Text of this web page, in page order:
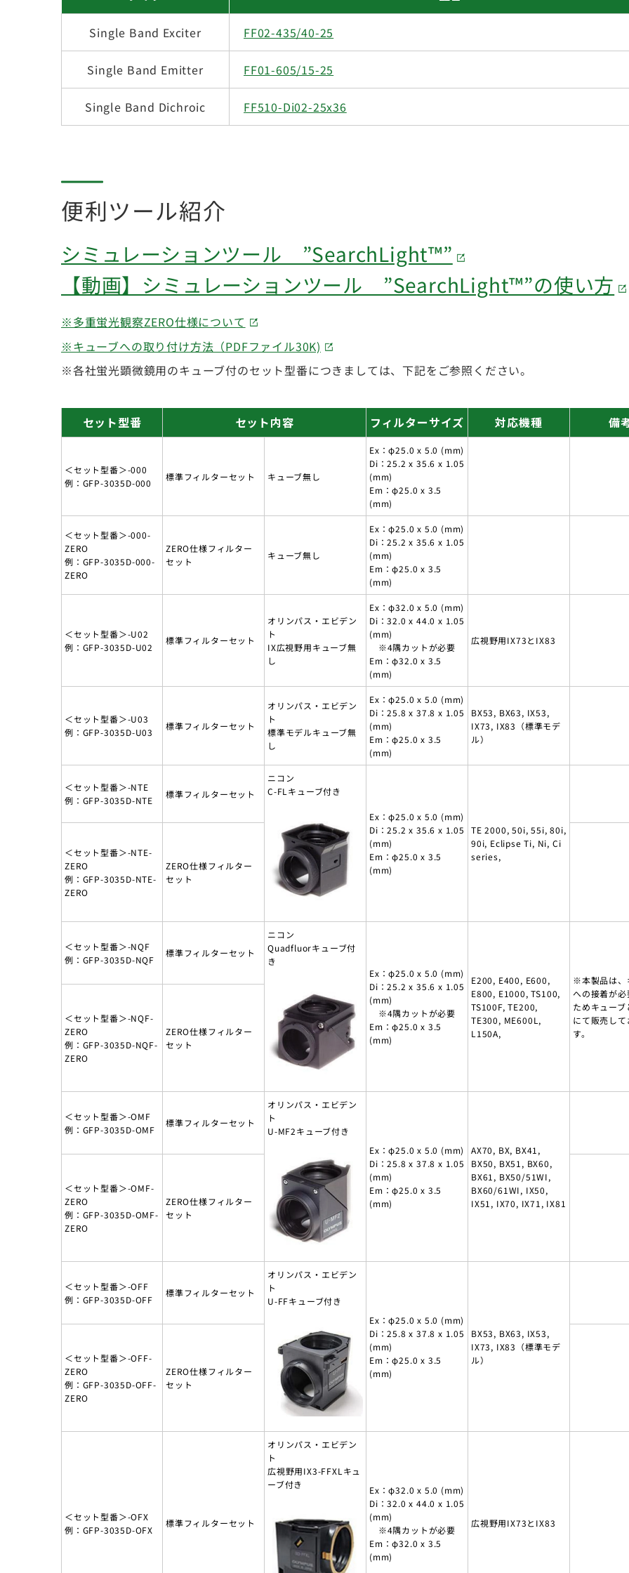
Single Band Exciter FF02-435/40-25
Single Band Emitter FF01-605/15-25
Single Band Dichroic FF510-Di02-25x36
便利ツール紹介
シミュレーションツール ”SearchLight™”
【動画】シミュレーションツール ”SearchLight™”の使い方
※多重蛍光観察ZERO仕様について
※キューブへの取り付け方法（PDFファイル30K)
※各社蛍光顕微鏡用のキューブ付のセット型番につきましては、下記をご参照ください。
セット型番 セット内容 フィルターサイズ 対応機種 備
＜セット型番＞-000
例：GFP-3035D-000
標準フィルターセット キューブ無し
Ex：φ25.0 x 5.0 (mm)
Di：25.2 x 35.6 x 1.05
(mm)
Em：φ25.0 x 3.5
(mm)
＜セット型番＞-000-
ZERO
例：GFP-3035D-000-
ZERO
ZERO仕様フィルター
セット
キューブ無し
Ex：φ25.0 x 5.0 (mm)
Di：25.2 x 35.6 x 1.05
(mm)
Em：φ25.0 x 3.5
(mm)
＜セット型番＞-U02
例：GFP-3035D-U02
標準フィルターセット
オリンパス・エビデン
ト
IX広視野用キューブ無
し
Ex：φ32.0 x 5.0 (mm)
Di：32.0 x 44.0 x 1.05
(mm)
※4隅カットが必要
Em：φ32.0 x 3.5
(mm)
広視野用IX73とIX83
＜セット型番＞-U03
例：GFP-3035D-U03
標準フィルターセット
オリンパス・エビデン
ト
標準モデルキューブ無
し
Ex：φ25.0 x 5.0 (mm)
Di：25.8 x 37.8 x 1.05
(mm)
Em：φ25.0 x 3.5
(mm)
BX53, BX63, IX53,
IX73, IX83（標準モデ
ル）
＜セット型番＞-NTE
例：GFP-3035D-NTE
標準フィルターセット
ニコン
C-FLキューブ付き
Ex：φ25.0 x 5.0 (mm)
Di：25.2 x 35.6 x 1.05
(mm)
Em：φ25.0 x 3.5
(mm)
TE 2000, 50i, 55i, 80i,
90i, Eclipse Ti, Ni, Ci
series,
＜セット型番＞-NTE-
ZERO
例：GFP-3035D-NTE-
ZERO
ZERO仕様フィルター
セット
＜セット型番＞-NQF
例：GFP-3035D-NQF
標準フィルターセット
ニコン
Quadfluorキューブ付
き
Ex：φ25.0 x 5.0 (mm)
Di：25.2 x 35.6 x 1.05
(mm)
※4隅カットが必要
Em：φ25.0 x 3.5
(mm)
E200, E400, E600,
E800, E1000, TS100,
TS100F, TE200,
TE300, ME600L,
L150A,
※本製品は、
への接着が
ためキュー
にて販売し
す。
＜セット型番＞-NQF-
ZERO
例：GFP-3035D-NQF-
ZERO
ZERO仕様フィルター
セット
＜セット型番＞-OMF
例：GFP-3035D-OMF
標準フィルターセット
オリンパス・エビデン
ト
U-MF2キューブ付き
Ex：φ25.0 x 5.0 (mm)
Di：25.8 x 37.8 x 1.05
(mm)
Em：φ25.0 x 3.5
(mm)
AX70, BX, BX41,
BX50, BX51, BX60,
BX61, BX50/51WI,
BX60/61WI, IX50,
IX51, IX70, IX71, IX81
＜セット型番＞-OMF-
ZERO
例：GFP-3035D-OMF-
ZERO
ZERO仕様フィルター
セット
＜セット型番＞-OFF
例：GFP-3035D-OFF
標準フィルターセット
オリンパス・エビデン
ト
U-FFキューブ付き
Ex：φ25.0 x 5.0 (mm)
Di：25.8 x 37.8 x 1.05
(mm)
Em：φ25.0 x 3.5
(mm)
BX53, BX63, IX53,
IX73, IX83（標準モデ
ル）
＜セット型番＞-OFF-
ZERO
例：GFP-3035D-OFF-
ZERO
ZERO仕様フィルター
セット
＜セット型番＞-OFX
例：GFP-3035D-OFX
標準フィルターセット
オリンパス・エビデン
ト
広視野用IX3-FFXLキュ
ーブ付き
Ex：φ32.0 x 5.0 (mm)
Di：32.0 x 44.0 x 1.05
(mm)
※4隅カットが必要
Em：φ32.0 x 3.5
(mm)
広視野用IX73とIX83